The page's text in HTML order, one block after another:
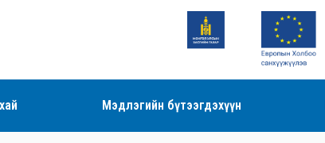
Мэдлэгийн бүтээгдэхүүн